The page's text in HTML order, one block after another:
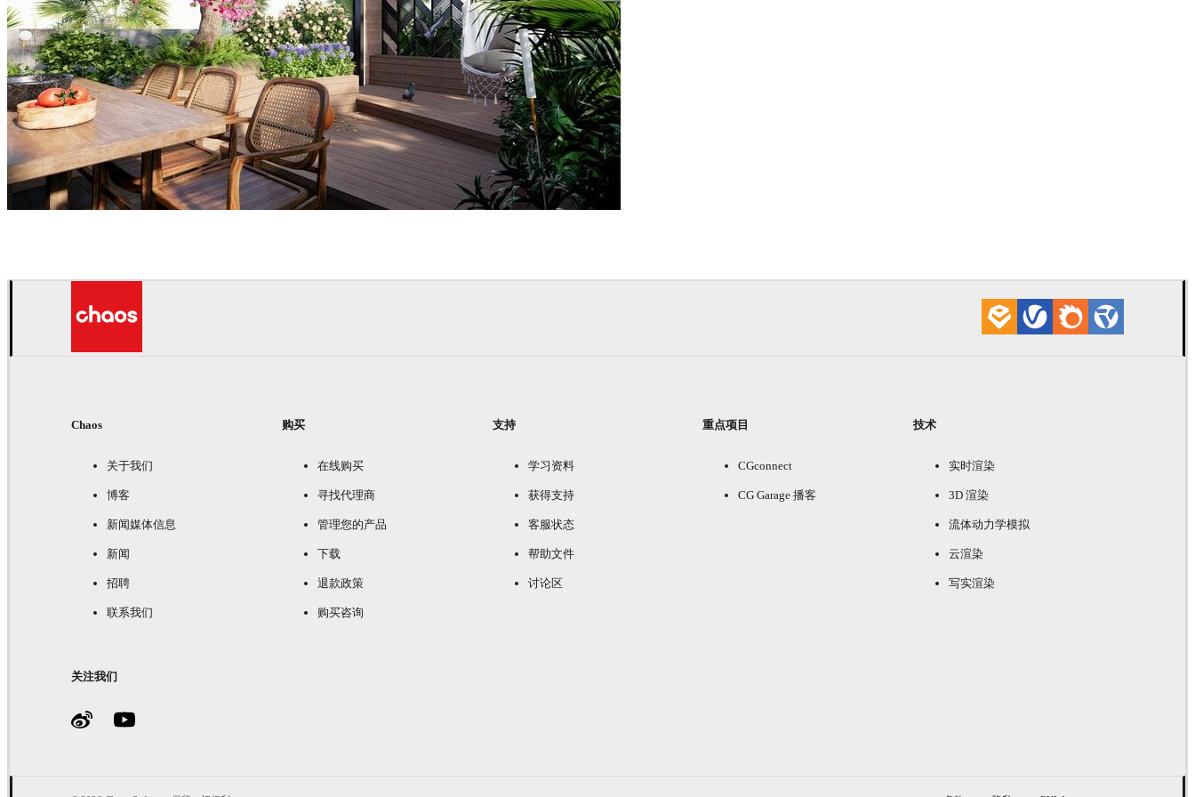
Chaos
关于我们
博客
新闻媒体信息
新闻
招聘
联系我们
购买
在线购买
寻找代理商
管理您的产品
下载
退款政策
购买咨询
支持
学习资料
获得支持
客服状态
帮助文件
讨论区
重点项目
CGconnect
CG Garage 播客
技术
实时渲染
3D 渲染
流体动力学模拟
云渲染
写实渲染
关注我们